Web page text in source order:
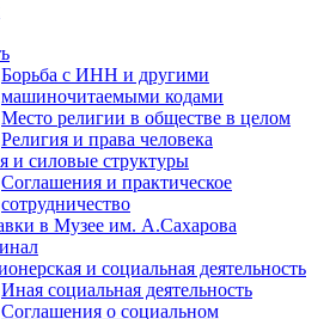
Борьба с ИНН и другими
машиночитаемыми кодами
Место религии в обществе в целом
Религия и права человека
и силовые структуры
Соглашения и практическое
сотрудничество
в Музее им. А.Сахарова
и социальная деятельность
Иная социальная деятельность
Соглашения о социальном